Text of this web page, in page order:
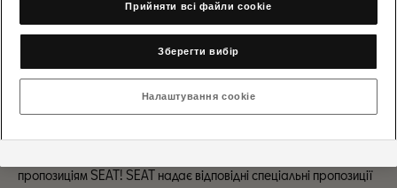
Спеціальні пропозиції
SEAT Сервіс 4+ для
амортизаторів
пропозиціям SEAT! SEAT надає відповідні спеціальні пропозиції
Прийняти всі файли сookie
Зберегти вибір
Налаштування cookie